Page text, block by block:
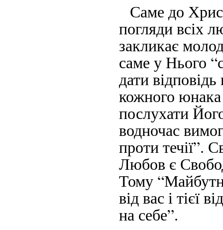
Саме до
погляди всіх
закликає
саме у Нього
дати
кожного
послухати
водночас
проти течії”.
Любов є
Тому
від вас і тієї
на себе”.